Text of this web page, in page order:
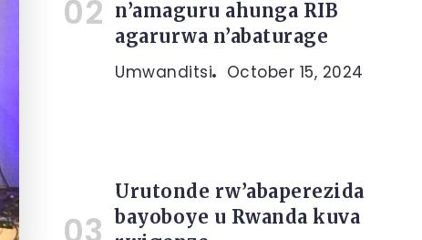
n’amaguru ahunga RIB
agarurwa n’abaturage
Umwanditsi October 15, 2024
Urutonde rw’abaperezida
bayoboye u Rwanda kuva